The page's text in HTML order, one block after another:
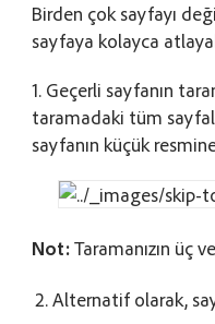
Birden çok sayfayı
sayfaya kolayca
1. Geçerli sayfanın
taramadaki tüm
sayfanın küçük
Not:Taramanızın üç
Alternatif olarak,